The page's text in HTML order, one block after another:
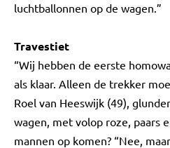
luchtballonnen op de wagen.”
Travestiet
“Wij hebben de eerste
als klaar. Alleen de trekker
Roel van Heeswijk (49),
wagen, met volop roze, paars
mannen op komen? “Nee,